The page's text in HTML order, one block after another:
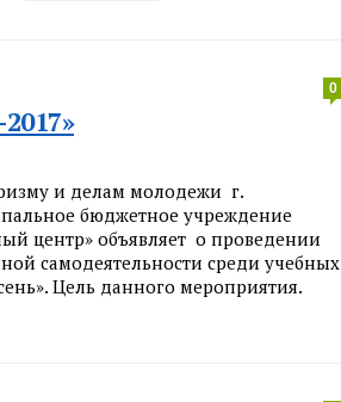
0
и делам молодежи г.
бюджетное учреждение
центр» объявляет о проведении
самодеятельности среди учебных
Цель данного мероприятия.